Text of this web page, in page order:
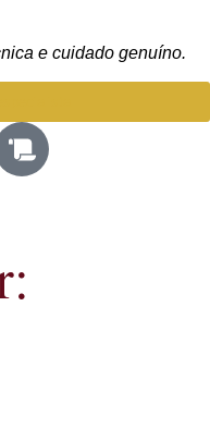
e cuidado genuíno.